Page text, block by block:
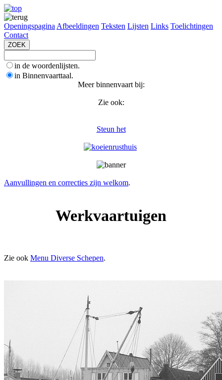
Openingspagina Afbeeldingen Teksten Lijsten Links Toelichtingen
Contact
in de woordenlijsten.
in Binnenvaarttaal.
Meer binnenvaart bij:
Zie ook:
Steun het
Aanvullingen en correcties zijn welkom.
Werkvaartuigen
Zie ook Menu Diverse Schepen.